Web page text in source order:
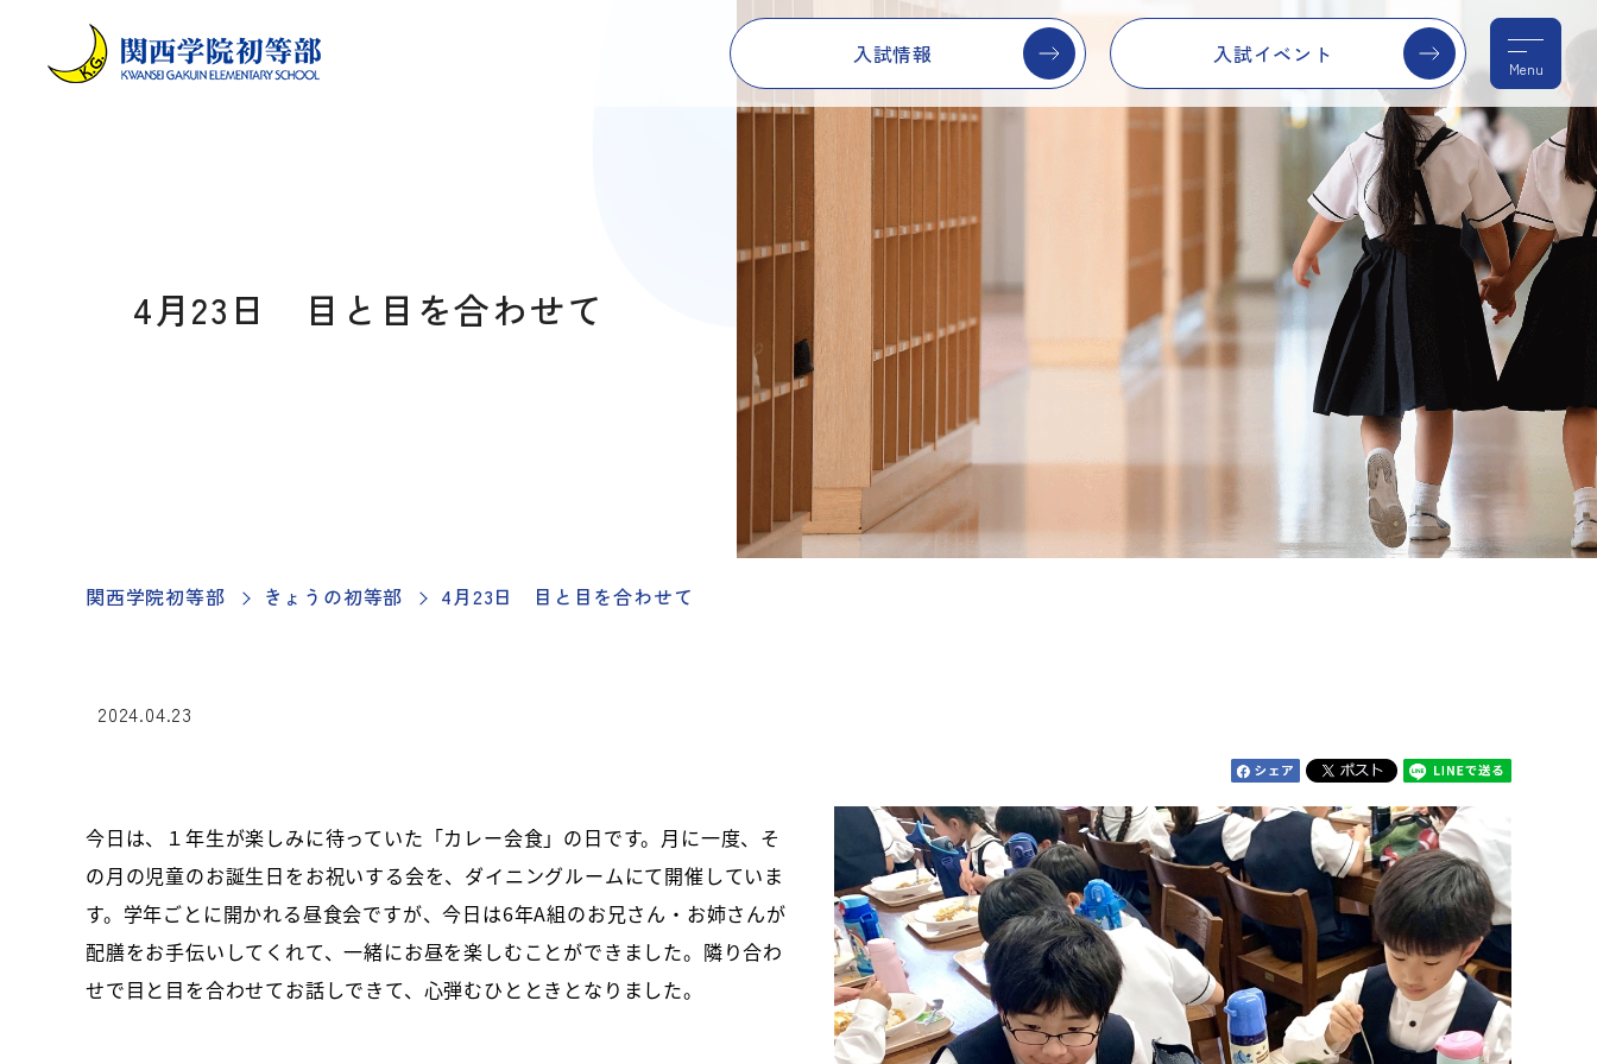
入試情報 入試イベント
Menu
4月23日 目と目を合わせて
関西学院初等部 きょうの初等部 4月23日 目と目を合わせて
2024.04.23
今日は、１年生が楽しみに待っていた「カレー会食」の日です。月に一度、そ
の月の児童のお誕生日をお祝いする会を、ダイニングルームにて開催していま
す。学年ごとに開かれる昼食会ですが、今日は6年A組のお兄さん・お姉さんが
配膳をお手伝いしてくれて、一緒にお昼を楽しむことができました。隣り合わ
せで目と目を合わせてお話しできて、心弾むひとときとなりました。